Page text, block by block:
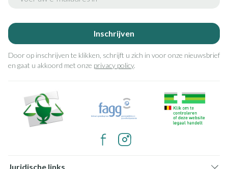
Inschrijven
Door op inschrijven te klikken, schrijft u zich in voor onze nieuwsbrief
en gaat u akkoord met onze privacy policy.
Juridische links